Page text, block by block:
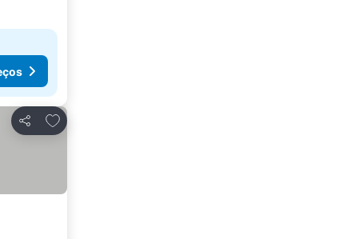
Partilhar
Adicionar aos favoritos